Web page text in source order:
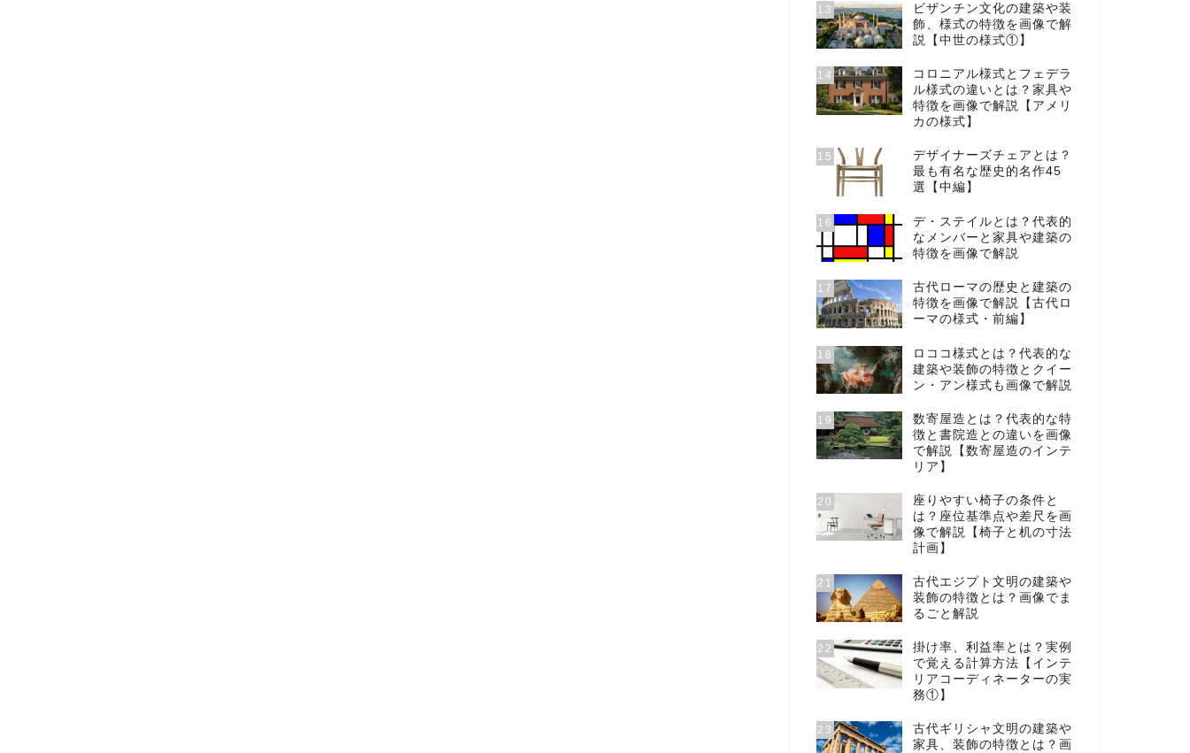
13
ビザンチン文化の建築や装
飾、様式の特徴を画像で解
説【中世の様式①】
14
コロニアル様式とフェデラ
ル様式の違いとは？家具や
特徴を画像で解説【アメリ
カの様式】
15
デザイナーズチェアとは？
最も有名な歴史的名作45
選【中編】
16
デ・ステイルとは？代表的
なメンバーと家具や建築の
特徴を画像で解説
17
古代ローマの歴史と建築の
特徴を画像で解説【古代ロ
ーマの様式・前編】
18
ロココ様式とは？代表的な
建築や装飾の特徴とクイー
ン・アン様式も画像で解説
19
数寄屋造とは？代表的な特
徴と書院造との違いを画像
で解説【数寄屋造のインテ
リア】
20
座りやすい椅子の条件と
は？座位基準点や差尺を画
像で解説【椅子と机の寸法
計画】
21
古代エジプト文明の建築や
装飾の特徴とは？画像でま
るごと解説
22
掛け率、利益率とは？実例
で覚える計算方法【インテ
リアコーディネーターの実
務①】
23
古代ギリシャ文明の建築や
家具、装飾の特徴とは？画